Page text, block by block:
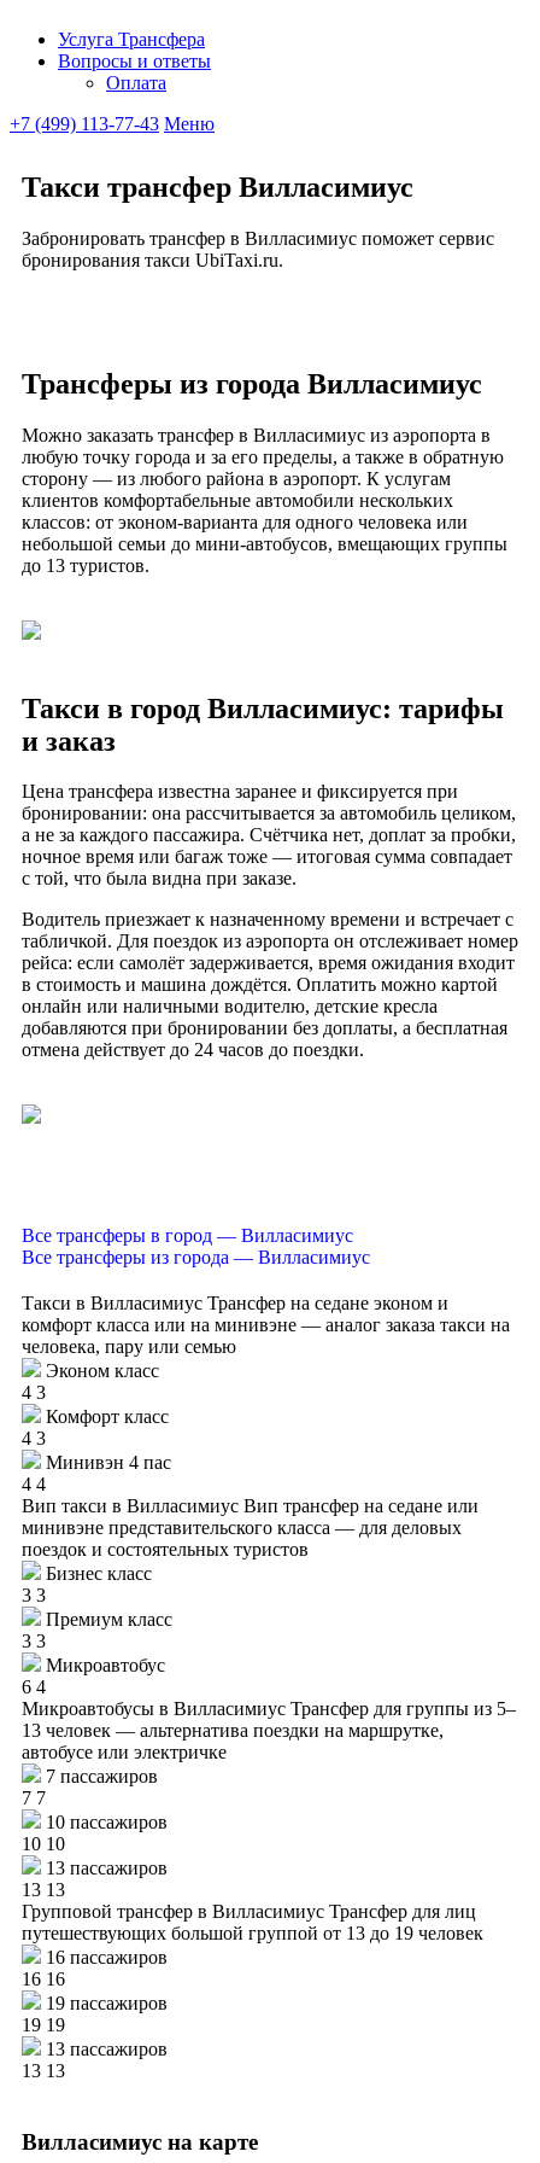
Ubitaxi
Услуга Трансфера
Вопросы и ответы
Оплата
+7 (499) 113-77-43 Меню
Такси трансфер Вилласимиус
Забронировать трансфер в Вилласимиус поможет сервис
бронирования такси UbiTaxi.ru.
Трансферы из города Вилласимиус
Можно заказать трансфер в Вилласимиус из аэропорта в
любую точку города и за его пределы, а также в обратную
сторону — из любого района в аэропорт. К услугам
клиентов комфортабельные автомобили нескольких
классов: от эконом-варианта для одного человека или
небольшой семьи до мини-автобусов, вмещающих группы
до 13 туристов.
Такси в город Вилласимиус: тарифы
и заказ
Цена трансфера известна заранее и фиксируется при
бронировании: она рассчитывается за автомобиль целиком,
а не за каждого пассажира. Счётчика нет, доплат за пробки,
ночное время или багаж тоже — итоговая сумма совпадает
с той, что была видна при заказе.
Водитель приезжает к назначенному времени и встречает с
табличкой. Для поездок из аэропорта он отслеживает номер
рейса: если самолёт задерживается, время ожидания входит
в стоимость и машина дождётся. Оплатить можно картой
онлайн или наличными водителю, детские кресла
добавляются при бронировании без доплаты, а бесплатная
отмена действует до 24 часов до поездки.
Все трансферы в город — Вилласимиус
Все трансферы из города — Вилласимиус
Такси в Вилласимиус Трансфер на седане эконом и
комфорт класса или на минивэне — аналог заказа такси на
человека, пару или семью
Эконом класс
4 3
Комфорт класс
4 3
Минивэн 4 пас
4 4
Вип такси в Вилласимиус Вип трансфер на седане или
минивэне представительского класса — для деловых
поездок и состоятельных туристов
Бизнес класс
3 3
Премиум класс
3 3
Микроавтобус
6 4
Микроавтобусы в Вилласимиус Трансфер для группы из 5–
13 человек — альтернатива поездки на маршрутке,
автобусе или электричке
7 пассажиров
7 7
10 пассажиров
10 10
13 пассажиров
13 13
Групповой трансфер в Вилласимиус Трансфер для лиц
путешествующих большой группой от 13 до 19 человек
16 пассажиров
16 16
19 пассажиров
19 19
13 пассажиров
13 13
Вилласимиус на карте